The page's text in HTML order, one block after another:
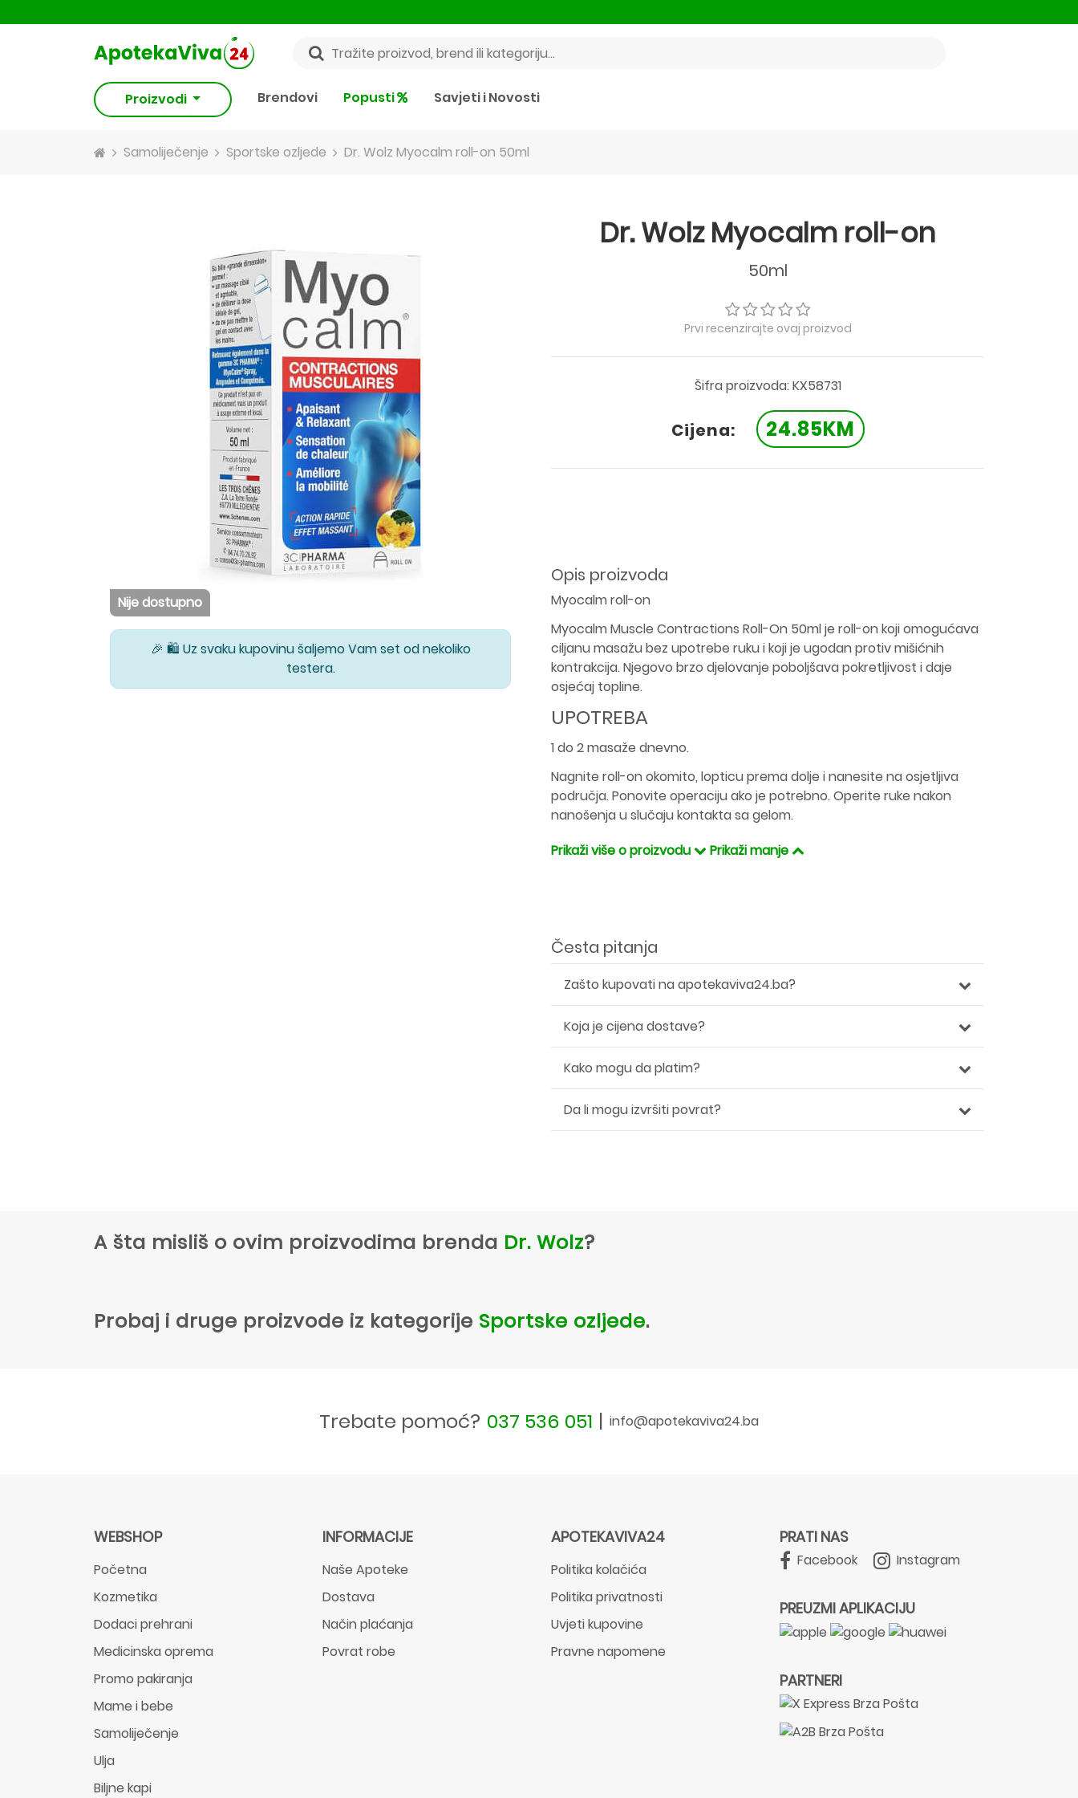
Proizvodi Brendovi Popusti Savjeti i Novosti
Samoliječenje Sportske ozljede Dr. Wolz Myocalm roll-on 50ml
Nije dostupno
🎉 🛍️ Uz svaku kupovinu šaljemo Vam set od nekoliko
testera.
Dr. Wolz Myocalm roll-on
50ml
Prvi recenzirajte ovaj proizvod
Šifra proizvoda: KX58731
Cijena: 24.85KM
Opis proizvoda
Myocalm roll-on
Myocalm Muscle Contractions Roll-On 50ml je roll-on koji omogućava
ciljanu masažu bez upotrebe ruku i koji je ugodan protiv mišićnih
kontrakcija. Njegovo brzo djelovanje poboljšava pokretljivost i daje
osjećaj topline.
UPOTREBA
1 do 2 masaže dnevno.
Nagnite roll-on okomito, lopticu prema dolje i nanesite na osjetljiva
područja. Ponovite operaciju ako je potrebno. Operite ruke nakon
nanošenja u slučaju kontakta sa gelom.
Prikaži više o proizvodu
Prikaži manje
Česta pitanja
Zašto kupovati na apotekaviva24.ba?
Koja je cijena dostave?
Kako mogu da platim?
Da li mogu izvršiti povrat?
A šta misliš o ovim proizvodima brenda Dr. Wolz?
Probaj i druge proizvode iz kategorije Sportske ozljede.
Trebate pomoć? 037 536 051 | info@apotekaviva24.ba
WEBSHOP
Početna
Kozmetika
Dodaci prehrani
Medicinska oprema
Promo pakiranja
Mame i bebe
Samoliječenje
Ulja
Biljne kapi
INFORMACIJE
Naše Apoteke
Dostava
Način plaćanja
Povrat robe
APOTEKAVIVA24
Politika kolačića
Politika privatnosti
Uvjeti kupovine
Pravne napomene
PRATI NAS
Facebook Instagram
PREUZMI APLIKACIJU
PARTNERI